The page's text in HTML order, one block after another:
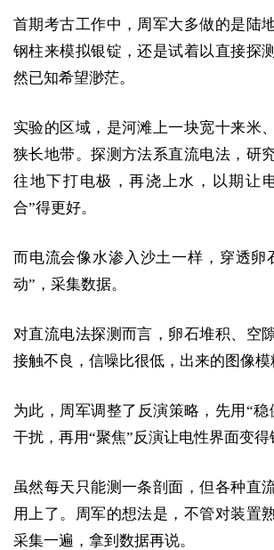
首期考古工作中，周军大多做的是陆
钢柱来模拟银锭，还是试着以直接探
然已知希望渺茫。
实验的区域，是河滩上一块宽十来米
狭长地带。探测方法系直流电法，研
往地下打电极，再浇上水，以期让
合”得更好。
而电流会像水渗入沙土一样，穿透卵
动”，采集数据。
对直流电法探测而言，卵石堆积、空
接触不良，信噪比很低，出来的图像模
为此，周军调整了反演策略，先用“
干扰，再用“聚焦”反演让电性界面变得
虽然每天只能测一条剖面，但各种直
用上了。周军的想法是，不管对装置
采集一遍，拿到数据再说。